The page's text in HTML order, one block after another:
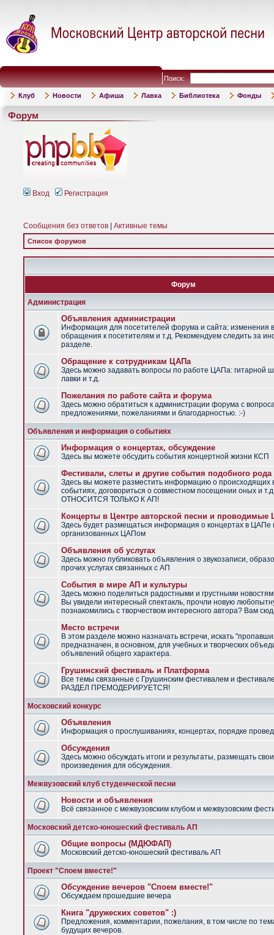
Поиск:
Клуб Новости Афиша Лавка Библиотека Фонды
Форум
Вход Регистрация
Сообщения без ответов Активные темы
Список форумов
Форум
Администрация
Объявления администрации
Информация для посетителей форума и сайта: изменения
обращения к посетителям и т.д. Рекомендуем следить за
разделе.
Обращение к сотрудникам ЦАПа
Здесь можно задавать вопросы по работе ЦАПа: гитарной
лавки и т.д.
Пожелания по работе сайта и форума
Здесь можно обратиться к администрации форума с
предложениями, пожеланиями и благодарностью. :-)
Объявления и информация о событиях
Информация о концертах, обсуждение
Здесь вы можете обсудить события концертной жизни КСП
Фестивали, слеты и другие события подобного рода
Здесь вы можете разместить информацию о
событиях, договориться о совместном посещении оных и
ОТНОСИТСЯ ТОЛЬКО К АП!
Концерты в Центре авторской песни и
Здесь будет размещаться информация о концертах в ЦАПе
организованных ЦАПом
Объявления об услугах
Здесь можно публиковать объявления о звукозаписи,
прочих услугах связанных с АП
События в мире АП и культуры
Здесь можно поделиться радостными и грустными
Вы увидели интересный спектакль, прочли новую
познакомились с творчеством интересного автора? Вам
Место встречи
В этом разделе можно назначать встречи, искать
предназначен, в основном, для учебных и творческих
объявлений общего характера.
Грушинский фестиваль и Платформа
Все темы связанные с Грушинским фестивалем и
РАЗДЕЛ ПРЕМОДЕРИРУЕТСЯ!
Московский конкурс
Объявления
Информация о прослушиваниях, концертах, порядке
Обсуждения
Здесь можно обсуждать итоги и результаты, размещать
произведения для обсуждения.
Межвузовский клуб студенческой песни
Новости и объявления
Всё связанное с межвузовским клубом и межвузовским
Московский детско-юношеский фестиваль АП
Общие вопросы (МДЮФАП)
Московский детско-юношеский фестиваль АП
Проект "Споем вместе!"
Обсуждение вечеров "Споем вместе!"
Обсуждаем прошедшие вечера
Книга "дружеских советов" :)
Предложения, комментарии, пожелания, в том числе по
будущих вечеров.